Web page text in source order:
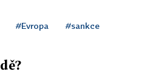
#Evropa #sankce